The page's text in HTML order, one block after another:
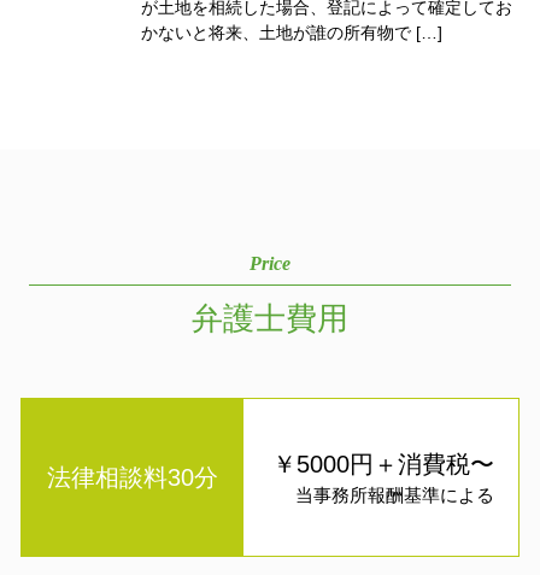
が土地を相続した場合、登記によって確定してお
かないと将来、土地が誰の所有物で […]
Price
弁護士費用
法律相談料30分 ￥5000円＋消費税〜
当事務所報酬基準による